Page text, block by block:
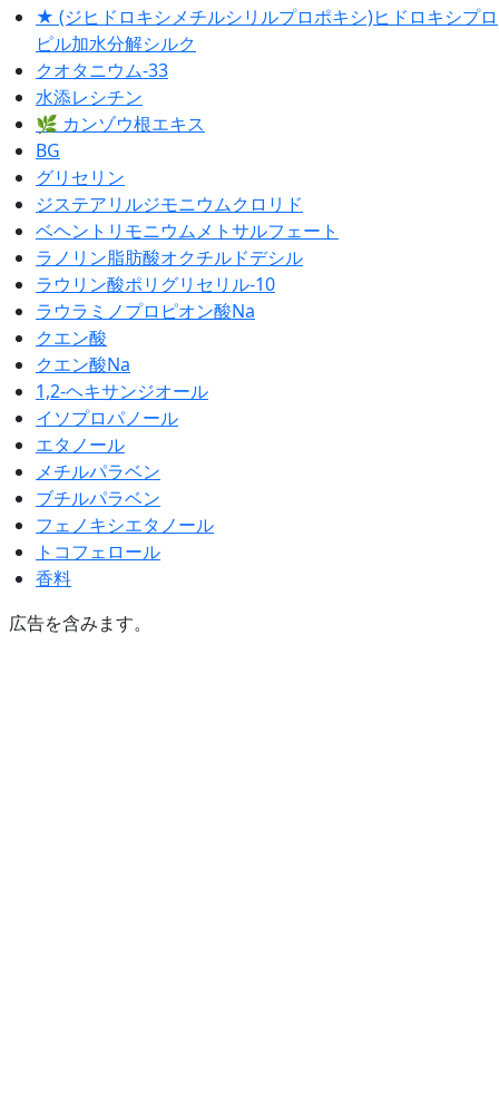
★ (ジヒドロキシメチルシリルプロポキシ)ヒドロキシプロ
ピル加水分解シルク
クオタニウム-33
水添レシチン
🌿 カンゾウ根エキス
BG
グリセリン
ジステアリルジモニウムクロリド
ベヘントリモニウムメトサルフェート
ラノリン脂肪酸オクチルドデシル
ラウリン酸ポリグリセリル-10
ラウラミノプロピオン酸Na
クエン酸
クエン酸Na
1,2-ヘキサンジオール
イソプロパノール
エタノール
メチルパラベン
ブチルパラベン
フェノキシエタノール
トコフェロール
香料
広告を含みます。